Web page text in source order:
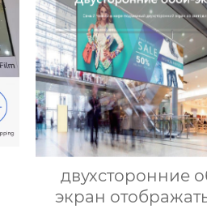
двухсторонние
экран отображать